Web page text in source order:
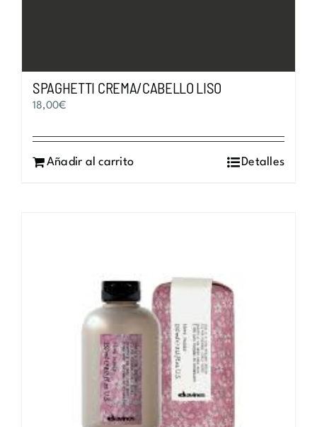
SPAGHETTI CREMA/CABELLO LISO
18,00€
Añadir al carrito Detalles